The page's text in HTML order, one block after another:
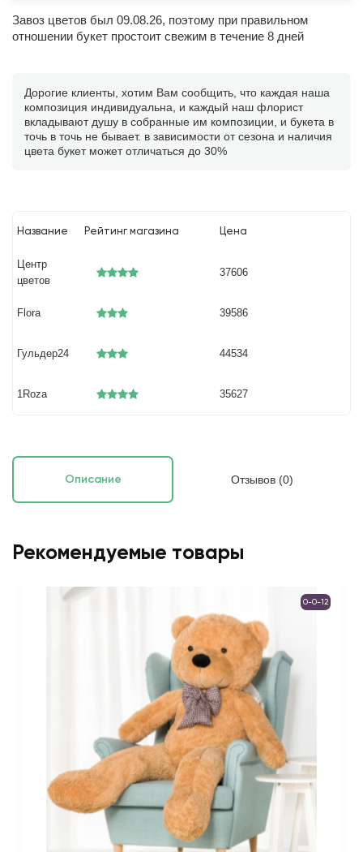
Завоз цветов был 09.08.26, поэтому при правильном
отношении букет простоит свежим в течение 8 дней
Дорогие клиенты, хотим Вам сообщить, что каждая наша
композиция индивидуальна, и каждый наш флорист
вкладывают душу в собранные им композиции, и букета в
точь в точь не бывает. в зависимости от сезона и наличия
цвета букет может отличаться до 30%
Название Рейтинг магазина Цена
Центр
цветов
37606
Flora 39586
Гульдер24 44534
1Roza 35627
Описание Отзывов (0)
Рекомендуемые товары
0-0-12